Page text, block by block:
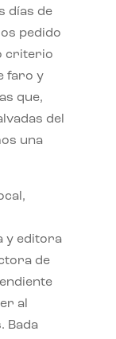
días de
pedido
criterio
faro y
que,
del
una
y editora
de
al
Bada